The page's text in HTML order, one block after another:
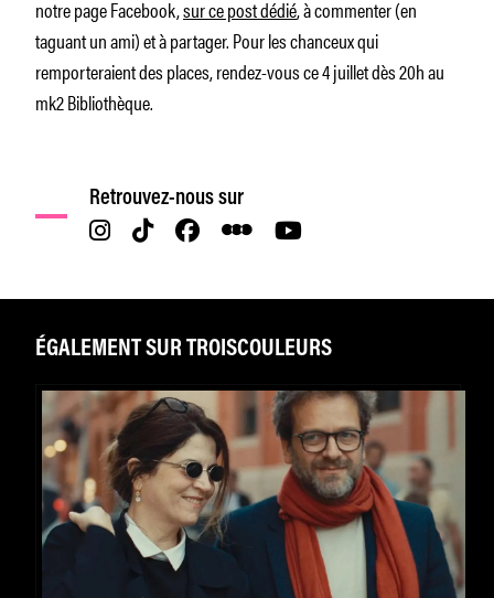
notre page Facebook,sur ce post dédié, à commenter (en
taguant un ami) et à partager. Pour les chanceux qui
remporteraient des places, rendez-vous ce 4 juillet dès 20h au
mk2 Bibliothèque.
Retrouvez-nous sur
ÉGALEMENT SUR TROISCOULEURS